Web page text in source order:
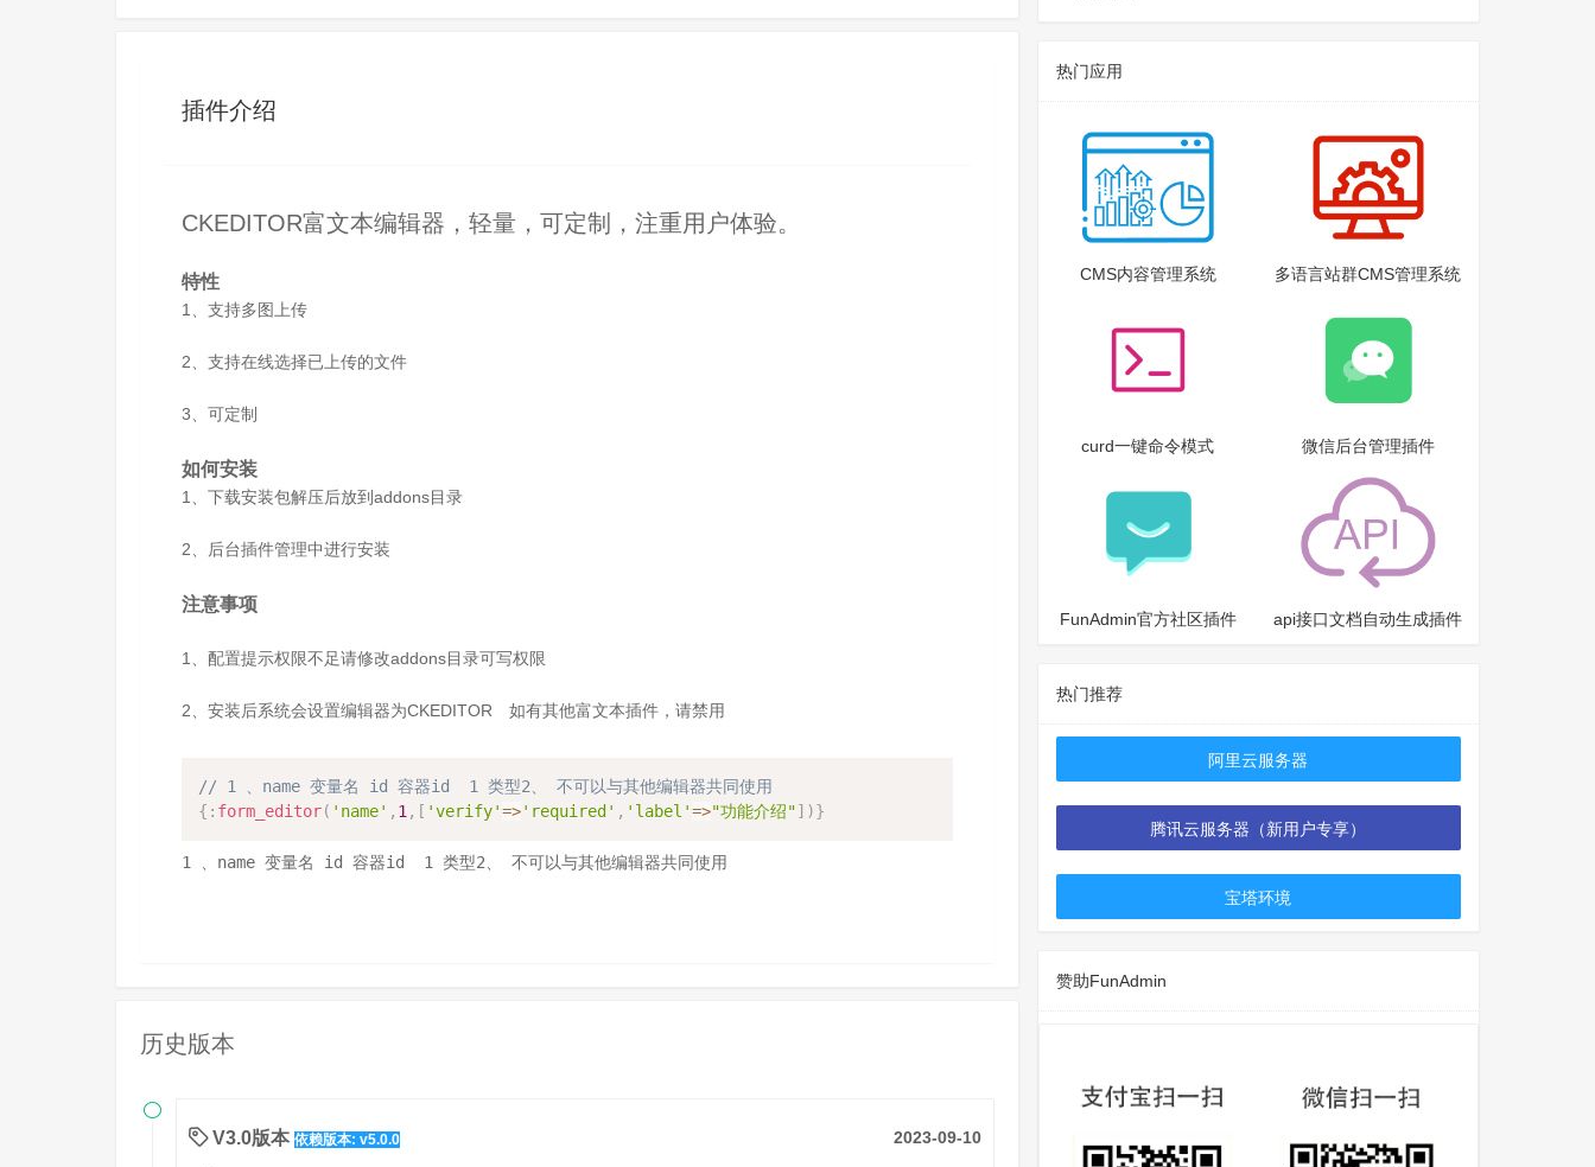
插件介绍
CKEDITOR富文本编辑器，轻量，可定制，注重用户体验。
特性
1、支持多图上传
2、支持在线选择已上传的文件
3、可定制
如何安装
1、下载安装包解压后放到addons目录
2、后台插件管理中进行安装
注意事项
1、配置提示权限不足请修改addons目录可写权限
2、安装后系统会设置编辑器为CKEDITOR 如有其他富文本插件，请禁用
// 1 、name 变量名 id 容器id  1 类型2、 不可以与其他编辑器共同使用
{ : form_editor( 'name' , 1 , [ 'verify'=>'required' , 'label'=>"功能介绍"] )}
1 、name 变量名 id 容器id  1 类型2、 不可以与其他编辑器共同使用
历史版本

V3.0版本 依赖版本: v5.0.0 2023-09-10
热门应用
CMS内容管理系统 多语言站群CMS管理系统
curd一键命令模式 微信后台管理插件
FunAdmin官方社区插件 api接口文档自动生成插件
热门推荐
阿里云服务器
腾讯云服务器（新用户专享）
宝塔环境
赞助FunAdmin